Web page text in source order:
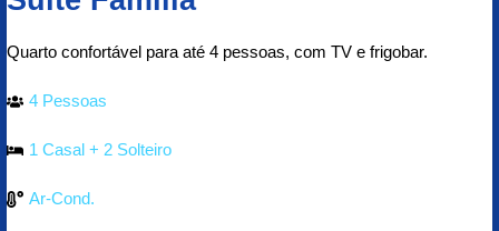
Quarto confortável para até 4 pessoas, com TV e frigobar.
4 Pessoas
1 Casal + 2 Solteiro
Ar-Cond.